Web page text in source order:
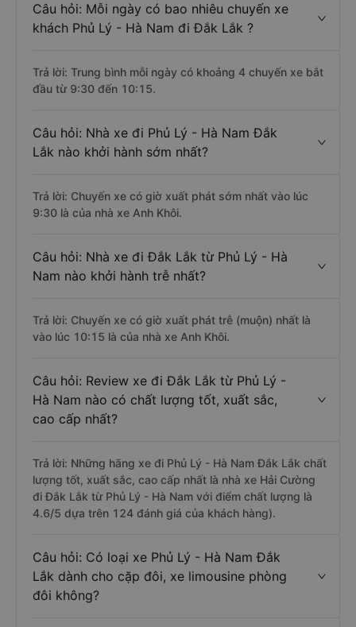
Câu hỏi: Mỗi ngày có bao nhiêu chuyến xe
khách Phủ Lý - Hà Nam đi Đắk Lắk ?
Trả lời: Trung bình mỗi ngày có khoảng 4 chuyến xe bắt
đầu từ 9:30 đến 10:15.
Câu hỏi: Nhà xe đi Phủ Lý - Hà Nam Đắk
Lắk nào khởi hành sớm nhất?
Trả lời: Chuyến xe có giờ xuất phát sớm nhất vào lúc
9:30 là của nhà xe Anh Khôi.
Câu hỏi: Nhà xe đi Đắk Lắk từ Phủ Lý - Hà
Nam nào khởi hành trễ nhất?
Trả lời: Chuyến xe có giờ xuất phát trễ (muộn) nhất là
vào lúc 10:15 là của nhà xe Anh Khôi.
Câu hỏi: Review xe đi Đắk Lắk từ Phủ Lý -
Hà Nam nào có chất lượng tốt, xuất sắc,
cao cấp nhất?
Trả lời: Những hãng xe đi Phủ Lý - Hà Nam Đắk Lắk chất
lượng tốt, xuất sắc, cao cấp nhất là nhà xe Hải Cường
đi Đắk Lắk từ Phủ Lý - Hà Nam với điểm chất lượng là
4.6/5 dựa trên 124 đánh giá của khách hàng).
Câu hỏi: Có loại xe Phủ Lý - Hà Nam Đắk
Lắk dành cho cặp đôi, xe limousine phòng
đôi không?